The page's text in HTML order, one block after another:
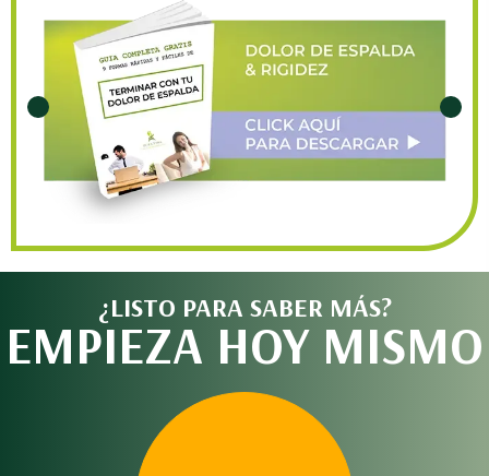
¿LISTO PARA SABER MÁS?
EMPIEZA HOY MISMO